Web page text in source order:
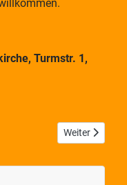
Turmstr. 1,
Nächster
Weiter